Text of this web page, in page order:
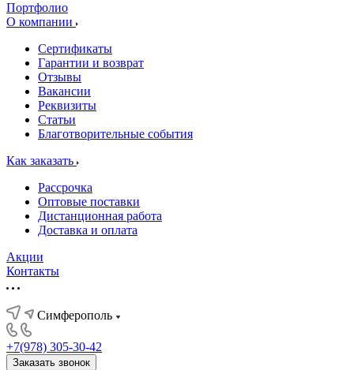
Портфолио
О компании
Сертификаты
Гарантии и возврат
Отзывы
Вакансии
Реквизиты
Статьи
Благотворительные события
Как заказать
Рассрочка
Оптовые поставки
Дистанционная работа
Доставка и оплата
Акции
Контакты
Симферополь
+7(978) 305-30-42
Заказать звонок